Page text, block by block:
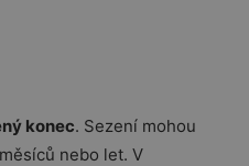
konec. Sezení mohou
nebo let. V